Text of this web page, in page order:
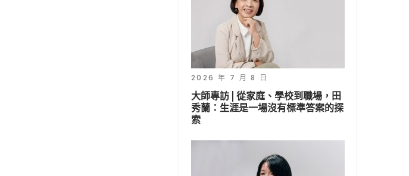
2026 年 7 月 8 日
大師專訪 | 從家庭、學校到職場，田
秀蘭：生涯是一場沒有標準答案的探
索